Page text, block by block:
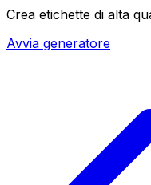
Crea etichette di alta
Avvia generatore